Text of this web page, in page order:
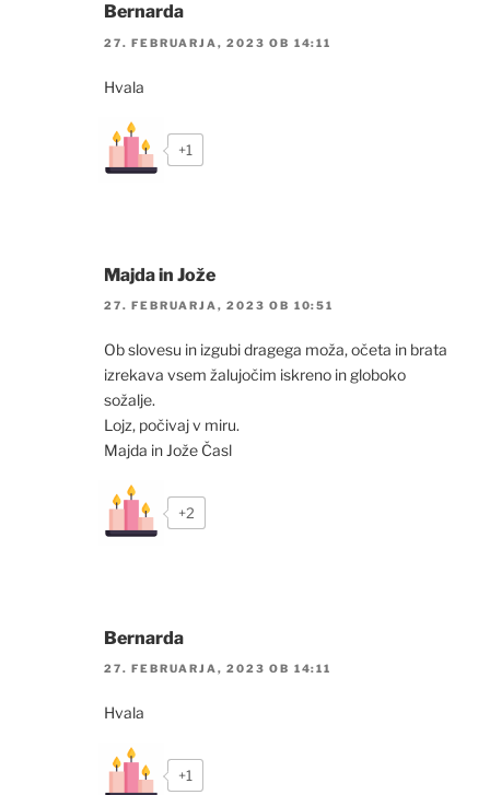
Bernarda
27. FEBRUARJA, 2023 OB 14:11
Hvala
+1
Majda in Jože
27. FEBRUARJA, 2023 OB 10:51
Ob slovesu in izgubi dragega moža, očeta in brata
izrekava vsem žalujočim iskreno in globoko
sožalje.
Lojz, počivaj v miru.
Majda in Jože Časl
+2
Bernarda
27. FEBRUARJA, 2023 OB 14:11
Hvala
+1